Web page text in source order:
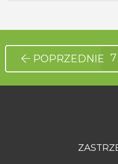
POPRZEDNIE 7